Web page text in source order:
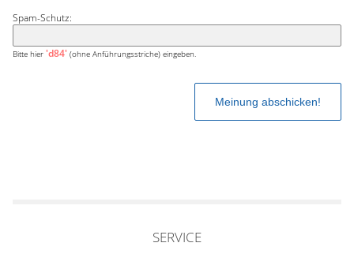
Spam-Schutz:
Bitte hier 'd84' (ohne Anführungsstriche) eingeben.
SERVICE